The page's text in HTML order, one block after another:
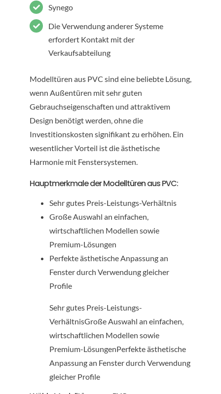
Synego
Die Verwendung anderer Systeme
erfordert Kontakt mit der
Verkaufsabteilung
Modelltüren aus PVC sind eine beliebte Lösung,
wenn Außentüren mit sehr guten
Gebrauchseigenschaften und attraktivem
Design benötigt werden, ohne die
Investitionskosten signifikant zu erhöhen. Ein
wesentlicher Vorteil ist die ästhetische
Harmonie mit Fenstersystemen.
Hauptmerkmale der Modelltüren aus PVC:
Sehr gutes Preis-Leistungs-Verhältnis
Große Auswahl an einfachen,
wirtschaftlichen Modellen sowie
Premium-Lösungen
Perfekte ästhetische Anpassung an
Fenster durch Verwendung gleicher
Profile
Sehr gutes Preis-Leistungs-
VerhältnisGroße Auswahl an einfachen,
wirtschaftlichen Modellen sowie
Premium-LösungenPerfekte ästhetische
Anpassung an Fenster durch Verwendung
gleicher Profile